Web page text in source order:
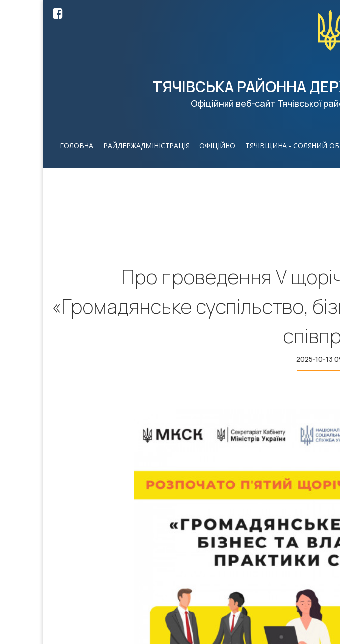
ТЯЧІВСЬКА РАЙОННА
Офіційний веб-сайт Тячівської
ГОЛОВНА РАЙДЕРЖАДМІНІСТРАЦІЯ ОФІЦІЙНО ТЯЧІВЩИНА - СОЛЯНИЙ
Про проведення V
«Громадянське суспільство,
2025-10-13